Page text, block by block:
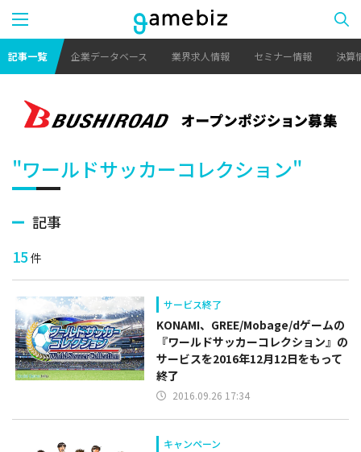
記事一覧 企業データベース 業界求人情報 セミナー情報 決算
"ワールドサッカーコレクション"
記事
15件
サービス終了
KONAMI、GREE/Mobage/dゲームの
『ワールドサッカーコレクション』の
サービスを2016年12月12日をもって
終了
2016.09.26 17:34
キャンペーン